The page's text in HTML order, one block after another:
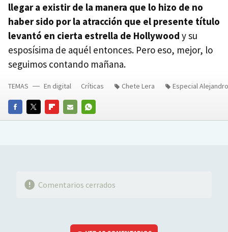
llegar a existir de la manera que lo hizo de no
haber sido por la atracción que el presente título
levantó en cierta estrella de Hollywood y su
esposísima de aquél entonces. Pero eso, mejor, lo
seguimos contando mañana.
FACEBOOKTWITTERFLIPBOARD
E-
WHATSAPP
TEMAS En digital Críticas Chete Lera Especial
Comentarios cerrados